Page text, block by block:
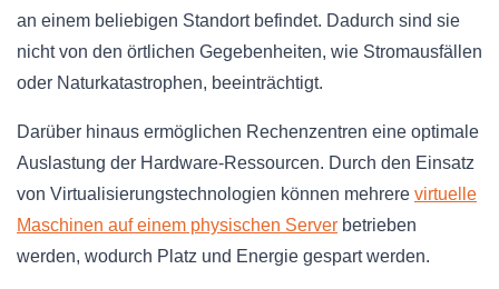
an einem beliebigen Standort befindet. Dadurch sind sie
nicht von den örtlichen Gegebenheiten, wie Stromausfällen
oder Naturkatastrophen, beeinträchtigt.
Darüber hinaus ermöglichen Rechenzentren eine optimale
Auslastung der Hardware-Ressourcen. Durch den Einsatz
von Virtualisierungstechnologien können mehrere virtuelle
Maschinen auf einem physischen Server betrieben
werden, wodurch Platz und Energie gespart werden.